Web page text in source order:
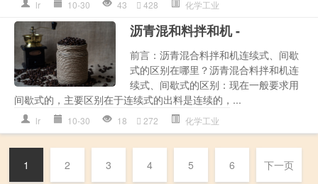
lr 10-30 43 428 化学工业
沥青混和料拌和机 -
前言：沥青混合料拌和机连续式、间歇
式的区别在哪里？沥青混合料拌和机连
续式、间歇式的区别：现在一般要求用
间歇式的，主要区别在于连续式的出料是连续的，...
lr 10-30 18 272 化学工业
1 2 3 4 5 6 下一页